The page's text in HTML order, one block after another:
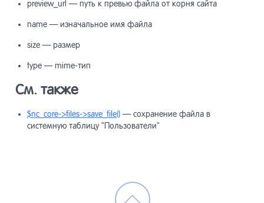
preview_url — путь к превью файла от корня сайта
name — изначальное имя файла
size — размер
type — mime-тип
См. также
$nc_core->files->save_file()— сохранение файла в
системную таблицу "Пользователи"